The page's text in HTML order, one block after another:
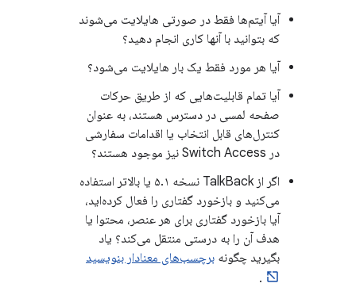
آیا آیتم‌ها فقط در صورتی هایلایت می‌شوند
که بتوانید با آنها کاری انجام دهید؟
آیا هر مورد فقط یک بار هایلایت می‌شود؟
آیا تمام قابلیت‌هایی که از طریق حرکات
صفحه لمسی در دسترس هستند، به عنوان
کنترل‌های قابل انتخاب یا اقدامات سفارشی
در Switch Access نیز موجود هستند؟
اگر از TalkBack نسخه ۵.۱ یا بالاتر استفاده
می‌کنید و بازخورد گفتاری را فعال کرده‌اید،
آیا بازخورد گفتاری برای هر عنصر، محتوا یا
هدف آن را به درستی منتقل می‌کند؟ یاد
بگیرید چگونه برچسب‌های معنادار بنویسید
.